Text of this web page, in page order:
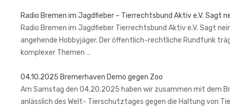
Radio Bremen im Jagdfieber – Tierrechtsbund Aktiv e.V. Sagt
Radio Bremen im Jagdfieber Tierrechtsbund Aktiv e.V. Sagt
angehende Hobbyjäger. Der öffentlich-rechtliche Rundfunk
komplexer Themen …
04.10.2025 Bremerhaven Demo gegen Zoo
Am Samstag den 04.20.2025 haben wir zusammen mit dem
anlässlich des Welt- Tierschutztages gegen die Haltung von